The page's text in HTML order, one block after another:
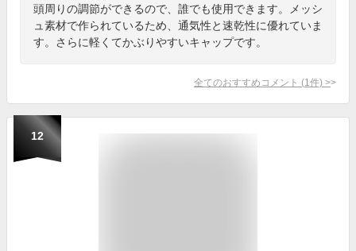
頭周りの調節ができるので、誰でも使用できます。メッシ
ュ素材で作られているため、通気性と速乾性に優れていま
す。さらに軽くてかぶりやすいキャップです。
全てのおすすめコメント (1 件) >
12